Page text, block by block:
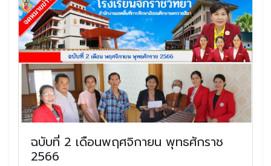
ฉบับที่ 2 เดือนพฤศจิกายน พุทธศักราช
2566